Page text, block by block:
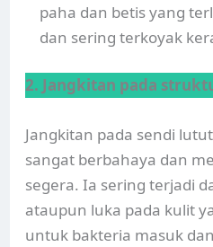
paha dan betis yang
dan sering terkoyak
2. Jangkitan pada
Jangkitan pada sendi
sangat berbahaya dan
segera. Ia sering terjadi
ataupun luka pada kulit
untuk bakteria masuk